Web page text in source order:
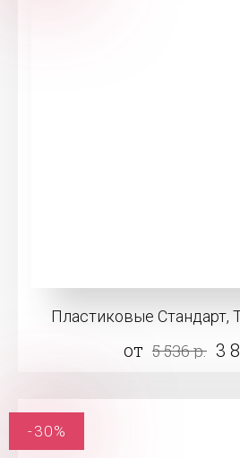
Пластиковые Стандарт,
от 5 536 р. 3
-30%